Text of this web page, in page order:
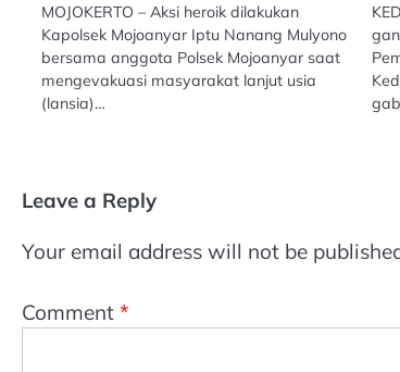
MOJOKERTO – Aksi heroik dilakukan
Kapolsek Mojoanyar Iptu Nanang Mulyono
bersama anggota Polsek Mojoanyar saat
mengevakuasi masyarakat lanjut usia
(lansia)…
Leave a Reply
Your email address will not be
Comment *